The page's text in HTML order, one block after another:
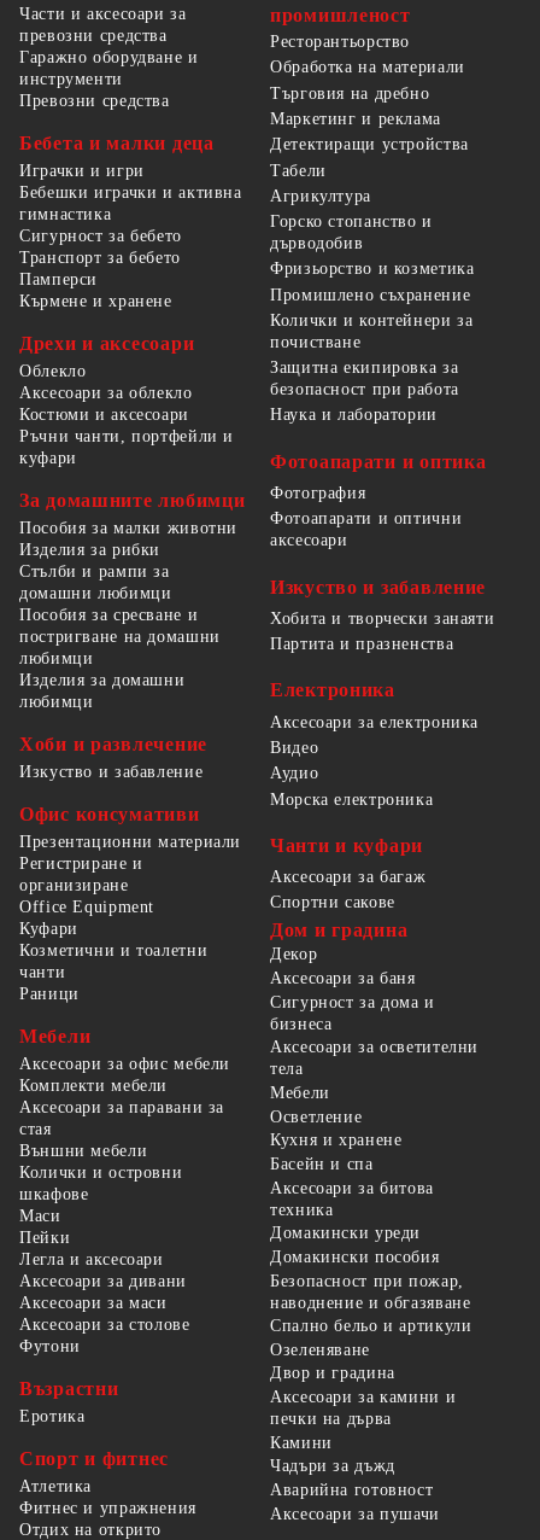
Части и аксесоари за
превозни средства
Гаражно оборудване и
инструменти
Превозни средства
Бебета и малки деца
Играчки и игри
Бебешки играчки и активна
гимнастика
Сигурност за бебето
Транспорт за бебето
Памперси
Кърмене и хранене
Дрехи и аксесоари
Облекло
Аксесоари за облекло
Костюми и аксесоари
Ръчни чанти, портфейли и
куфари
За домашните любимци
Пособия за малки животни
Изделия за рибки
Стълби и рампи за
домашни любимци
Пособия за сресване и
постригване на домашни
любимци
Изделия за домашни
любимци
Хоби и развлечение
Изкуство и забавление
Офис консумативи
Презентационни материали
Регистриране и
организиране
Office Equipment
промишленост
Ресторантьорство
Обработка на материали
Търговия на дребно
Маркетинг и реклама
Детектиращи устройства
Табели
Агрикултура
Горско стопанство и
дърводобив
Фризьорство и козметика
Промишлено съхранение
Колички и контейнери за
почистване
Защитна екипировка за
безопасност при работа
Наука и лаборатории
Фотоапарати и оптика
Фотография
Фотоапарати и оптични
аксесоари
Изкуство и забавление
Хобита и творчески занаяти
Партита и празненства
Електроника
Аксесоари за електроника
Видео
Аудио
Морска електроника
Чанти и куфари
Аксесоари за багаж
Спортни сакове
Куфари
Козметични и тоалетни
чанти
Раници
Мебели
Аксесоари за офис мебели
Комплекти мебели
Аксесоари за паравани за
стая
Външни мебели
Колички и островни
шкафове
Маси
Пейки
Легла и аксесоари
Аксесоари за дивани
Аксесоари за маси
Аксесоари за столове
Футони
Възрастни
Еротика
Спорт и фитнес
Атлетика
Фитнес и упражнения
Отдих на открито
Дом и градина
Декор
Аксесоари за баня
Сигурност за дома и
бизнеса
Аксесоари за осветителни
тела
Мебели
Осветление
Кухня и хранене
Басейн и спа
Аксесоари за битова
техника
Домакински уреди
Домакински пособия
Безопасност при пожар,
наводнение и обгазяване
Спално бельо и артикули
Озеленяване
Двор и градина
Аксесоари за камини и
печки на дърва
Камини
Чадъри за дъжд
Аварийна готовност
Аксесоари за пушачи